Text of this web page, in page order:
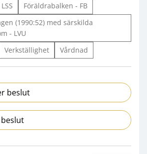
Föräldrabalken - FB
(1990:52) med särskilda
- LVU
Verkställighet Vårdnad
beslut
beslut